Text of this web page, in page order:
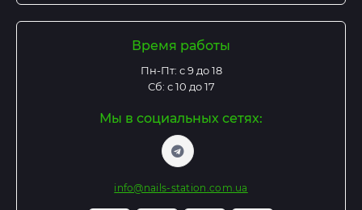
Время работы
Пн-Пт: с 9 до 18
Сб: с 10 до 17
Мы в социальных сетях:
info@nails-station.com.ua